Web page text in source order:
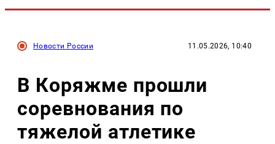
Новости России 11.05.2026, 10:40
В Коряжме прошли
соревнования по
тяжелой атлетике